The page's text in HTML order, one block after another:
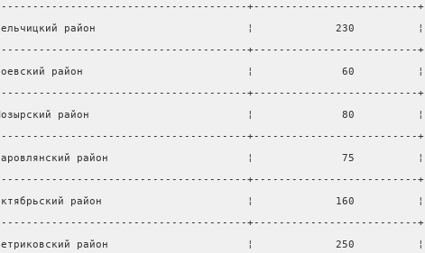
+--------------------------+
район                        ¦             230          ¦
+--------------------------+
район                          ¦              60          ¦
+--------------------------+
район                         ¦              80          ¦
+--------------------------+
район                      ¦              75          ¦
+--------------------------+
район                       ¦             160          ¦
+--------------------------+
район                      ¦             250          ¦